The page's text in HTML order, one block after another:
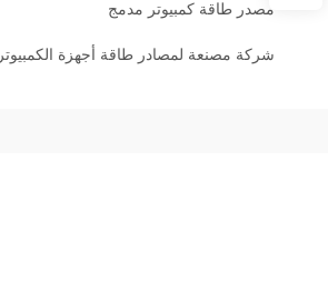
مصدر طاقة كمبيوتر مدمج
شركة مصنعة لمصادر طاقة أجهزة الكمبيوتر